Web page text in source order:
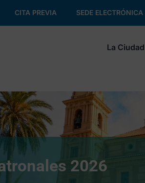
CITA PREVIA SEDE ELECTRÓNICA
La Ciudad
2026